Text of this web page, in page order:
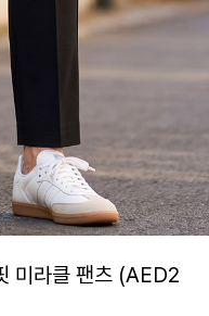
미라클 팬츠 (AED2